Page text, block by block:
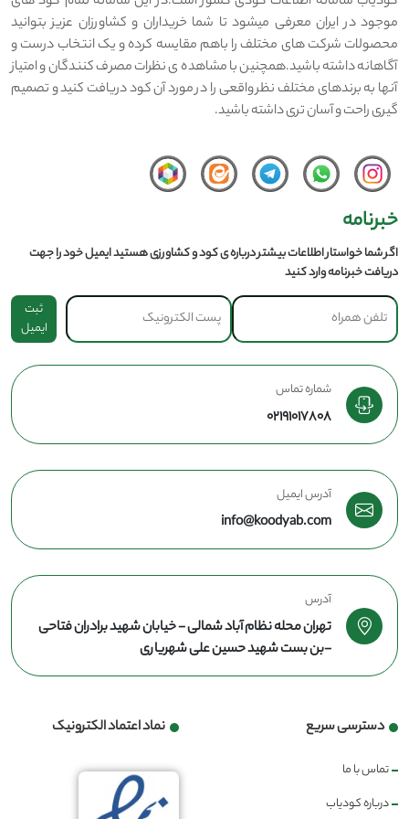
موجود در ایران معرفی میشود تا شما خریداران و کشاورزان عزیز بتوانید
محصولات شرکت های مختلف را باهم مقایسه کرده و یک انتخاب درست و
آگاهانه داشته باشید.همچنین با مشاهده ی نظرات مصرف کنندگان و امتیاز
آنها به برندهای مختلف نظر واقعی را در مورد آن کود دریافت کنید و تصمیم
گیری راحت و آسان تری داشته باشید.
خبرنامه
اگر شما خواستار اطلاعات بیشتر درباره ی کود و کشاورزی هستید ایمیل خود را جهت
دریافت خبرنامه وارد کنید
ثبت
ایمیل
شماره تماس
02191017808
آدرس ایمیل
info@koodyab.com
آدرس
تهران محله نظام آباد شمالی - خیابان شهید برادران فتاحی
-بن بست شهید حسین علی شهریاری
دسترسی سریع
تماس با ما
درباره کودیاب
نماد اعتماد الکترونیک